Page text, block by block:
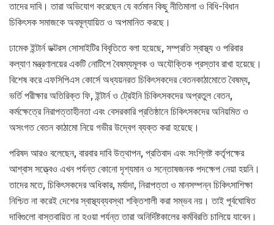
তাদের দাবি। তারা অভিযোগ করেছেন যে বর্তমান কিছু নীতিমালা ও বিধি-বিধান
চিকিৎসক সমাজকে অবমূল্যায়িত ও অপমানিত করছে।
ঢামেক ইন্টার্ন ডক্টরস সোসাইটির বিবৃতিতে বলা হয়েছে, সম্প্রতি স্বাস্থ্য ও পরিবার
কল্যাণ মন্ত্রণালয়ের একটি নোটিশে বৈষম্যমূলক ও অযৌক্তিক প্রস্তাব রাখা হয়েছে।
বিশেষ করে এফসিপিএস কোর্সে অধ্যয়নরত চিকিৎসকদের বেতনকাঠামোতে বৈষম্য,
ভর্তি পরীক্ষার অতিরিক্ত ফি, ইন্টার্ন ও ট্রেইনি চিকিৎসকদের অপ্রতুল বেতন,
কর্মক্ষেত্রে নিরাপত্তাহীনতা এবং বেসরকারি প্রতিষ্ঠানে চিকিৎসকদের অনিয়মিত ও
অসংগত বেতন কাঠামো নিয়ে গভীর উদ্বেগ ব্যক্ত করা হয়েছে।
পরিষদ আরও বলেছেন, বারবার দাবি উত্থাপন, প্রতিবাদ এবং সংশ্লিষ্ট কর্তৃপক্ষের
আশ্বাস সত্ত্বেও এখন পর্যন্ত কোনো দৃশ্যমান ও সন্তোষজনক পদক্ষেপ নেয়া হয়নি।
তাদের মতে, চিকিৎসকদের অধিকার, মর্যাদা, নিরাপত্তা ও মানসম্পন্ন চিকিৎসাশিক্ষা
নিশ্চিত না করেই দেশের স্বাস্থ্যব্যবস্থা শক্তিশালী করা সম্ভব নয়। তাই পূর্বঘোষিত
দাবিগুলো বাস্তবায়িত না হওয়া পর্যন্ত তারা অনির্দিষ্টকালের কর্মবিরতি চালিয়ে যাবেন।